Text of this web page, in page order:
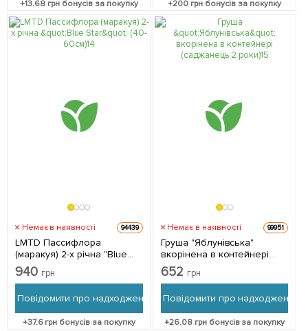
+13.68грн бонусів за покупку +200 грн бонусів за покупку
Немає в наявності 94439
LMTD Пассифлора
(маракуя) 2-х річна "Blue
Star" (40-60см) з
Нідерландів 1 саджанець в
940 грн
Повідомити про надходження
+37.6грн бонусів за покупку
Немає в наявності 99951
Груша "Яблунівська"
вкорінена в контейнері
(саджанець 2 роки) 1
саджанець в упаковці
652 грн
Повідомити про надходження
+26.08грн бонусів за покупку